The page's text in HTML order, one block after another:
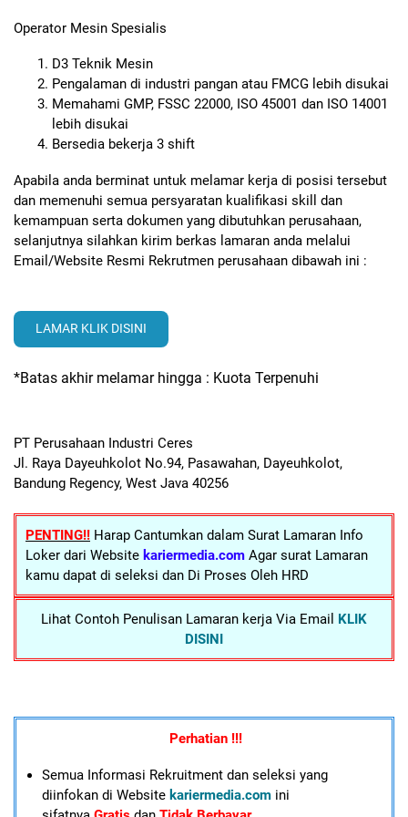
Operator Mesin Spesialis
D3 Teknik Mesin
Pengalaman di industri pangan atau FMCG lebih disukai
Memahami GMP, FSSC 22000, ISO 45001 dan ISO 14001
lebih disukai
Bersedia bekerja 3 shift
Apabila anda berminat untuk melamar kerja di posisi tersebut
dan memenuhi semua persyaratan kualifikasi skill dan
kemampuan serta dokumen yang dibutuhkan perusahaan,
selanjutnya silahkan kirim berkas lamaran anda melalui
Email/Website Resmi Rekrutmen perusahaan dibawah ini :
LAMAR KLIK DISINI
*Batas akhir melamar hingga : Kuota Terpenuhi
PT Perusahaan Industri Ceres
Jl. Raya Dayeuhkolot No.94, Pasawahan, Dayeuhkolot,
Bandung Regency, West Java 40256
PENTING!! Harap Cantumkan dalam Surat Lamaran Info
Loker dari Website kariermedia.com Agar surat Lamaran
kamu dapat di seleksi dan Di Proses Oleh HRD
Lihat Contoh Penulisan Lamaran kerja Via Email KLIK
DISINI
Perhatian !!!
Semua Informasi Rekruitment dan seleksi yang
diinfokan di Website kariermedia.comini